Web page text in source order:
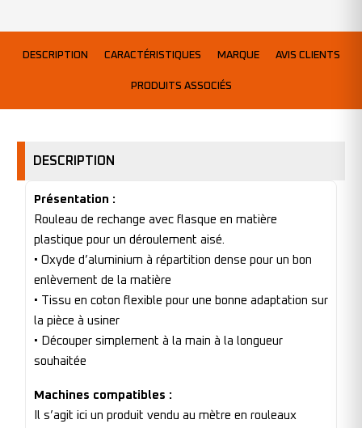
DESCRIPTION CARACTÉRISTIQUES MARQUE AVIS CLIENTS
PRODUITS ASSOCIÉS
DESCRIPTION
Présentation :
Rouleau de rechange avec flasque en matière
plastique pour un déroulement aisé.
• Oxyde d’aluminium à répartition dense pour un bon
enlèvement de la matière
• Tissu en coton flexible pour une bonne adaptation sur
la pièce à usiner
• Découper simplement à la main à la longueur
souhaitée
Machines compatibles :
Il s’agit ici un produit vendu au mètre en rouleaux